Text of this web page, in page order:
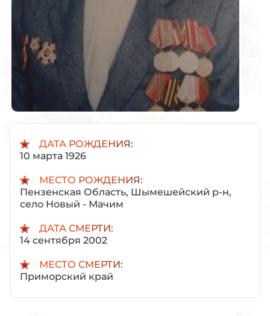
ДАТА РОЖДЕНИЯ:
10 марта 1926
МЕСТО РОЖДЕНИЯ:
Пензенская Область, Шымешейский р-н,
село Новый - Мачим
ДАТА СМЕРТИ:
14 сентября 2002
МЕСТО СМЕРТИ:
Приморский край